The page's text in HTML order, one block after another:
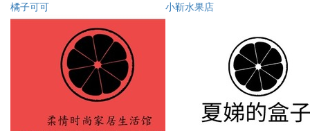
橘子可可
小靳水果店